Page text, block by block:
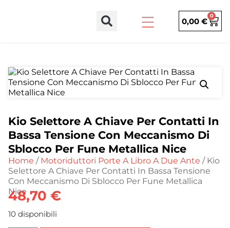
0,00 €
0
Kio Selettore A Chiave Per Contatti In
Bassa Tensione Con Meccanismo Di
Sblocco Per Fune Metallica Nice
Home / Motoriduttori Porte A Libro A Due Ante / Kio
Selettore A Chiave Per Contatti In Bassa Tensione
Con Meccanismo Di Sblocco Per Fune Metallica
Nice
48,70 €
10 disponibili